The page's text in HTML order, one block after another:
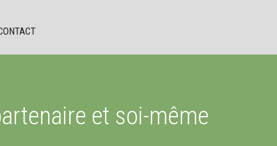
et soi-même